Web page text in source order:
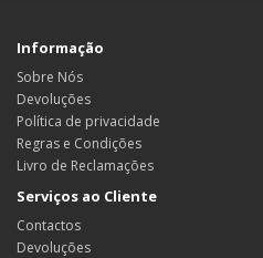
Informação
Sobre Nós
Devoluções
Política de privacidade
Regras e Condições
Livro de Reclamações
Serviços ao Cliente
Contactos
Devoluções